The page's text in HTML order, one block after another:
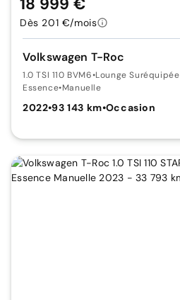
Volkswagen T-Roc
1.0 TSI 110 BVM6•Lounge Suréquipée
Essence•Manuelle
2022•93 143 km•Occasion
Dès 201 €/mois